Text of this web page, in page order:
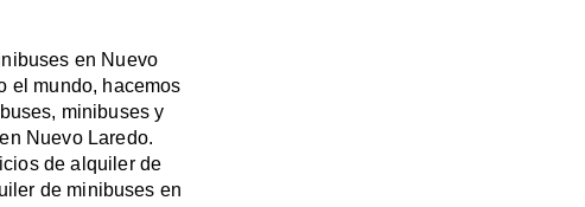
en Nuevo
el mundo, hacemos
minibuses y
Nuevo Laredo.
de alquiler de
de minibuses en